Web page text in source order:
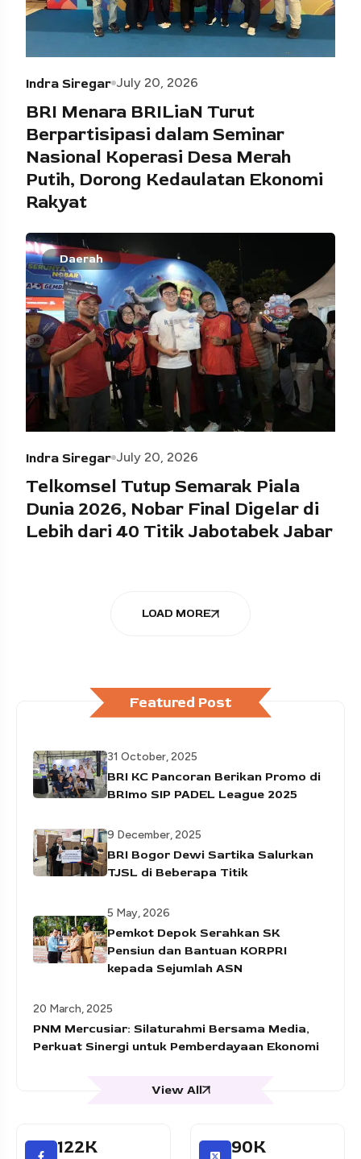
Indra Siregar July 20, 2026
BRI Menara BRILiaN Turut
Berpartisipasi dalam Seminar
Nasional Koperasi Desa Merah
Putih, Dorong Kedaulatan Ekonomi
Rakyat
Daerah
Indra Siregar July 20, 2026
Telkomsel Tutup Semarak Piala
Dunia 2026, Nobar Final Digelar di
Lebih dari 40 Titik Jabotabek Jabar
LOAD MORE
Featured Post
31 October, 2025
BRI KC Pancoran Berikan Promo di
BRImo SIP PADEL League 2025
9 December, 2025
BRI Bogor Dewi Sartika Salurkan
TJSL di Beberapa Titik
5 May, 2026
Pemkot Depok Serahkan SK
Pensiun dan Bantuan KORPRI
kepada Sejumlah ASN
20 March, 2025
PNM Mercusiar: Silaturahmi Bersama Media,
Perkuat Sinergi untuk Pemberdayaan Ekonomi
View All
122K 90K